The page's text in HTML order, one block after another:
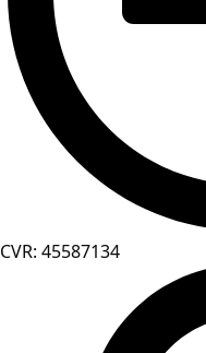
CVR: 45587134